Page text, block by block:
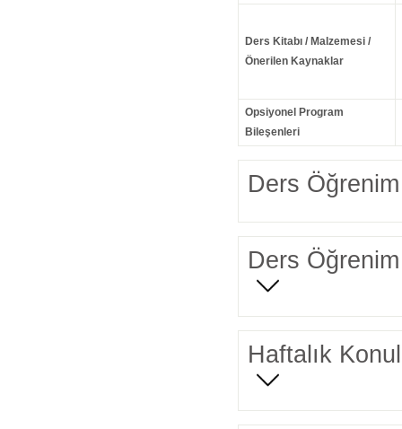
Ders Kitabı / Malzemesi /
Önerilen Kaynaklar
Opsiyonel Program
Bileşenleri
Ders Öğrenim
Ders Öğrenim
Haftalık